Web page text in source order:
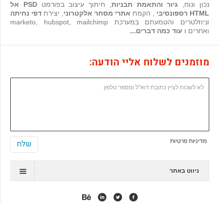
נכון ונוח, גיור והתאמת תבניות , חיתוך עיצוב בפורמט
PSD אל
HTML רספונסיבי
, הקמת אתרי מסחר אלקטרוני , יצירת דפי נחיתה
וניוזלטרים והטמעתם במערכת marketo, hubspot, mailchimp
ואחרים ו עוד כמה דברים...
מוזמנים לשלוח אליי הודעה:
מדיניות פרטיות
ניווט באתר